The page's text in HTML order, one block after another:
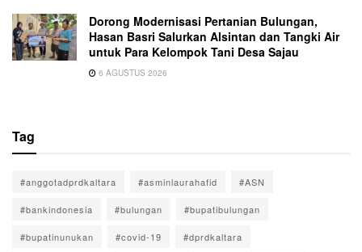
Dorong Modernisasi Pertanian Bulungan,
Hasan Basri Salurkan Alsintan dan Tangki Air
untuk Para Kelompok Tani Desa Sajau
6 AGUSTUS 2026
Tag
#anggotadprdkaltara #asminlaurahafid #ASN
#bankindonesia #bulungan #bupatibulungan
#bupatinunukan #covid-19 #dprdkaltara